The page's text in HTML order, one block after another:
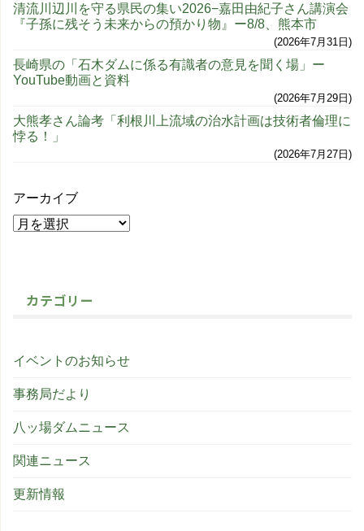
清流川辺川を守る県民の集い2026−嘉田由紀子さん講演会
『子孫に残そう未来からの預かり物』ー8/8、熊本市
2026年7月31日
長崎県の「石木ダムに係る有識者の意見を聞く場」ー
YouTube動画と資料
2026年7月29日
大熊孝さん論考「利根川上流域の治水計画は技術者倫理に
悖る！」
2026年7月27日
アーカイブ
カテゴリー
イベントのお知らせ
事務局だより
八ッ場ダムニュース
関連ニュース
更新情報